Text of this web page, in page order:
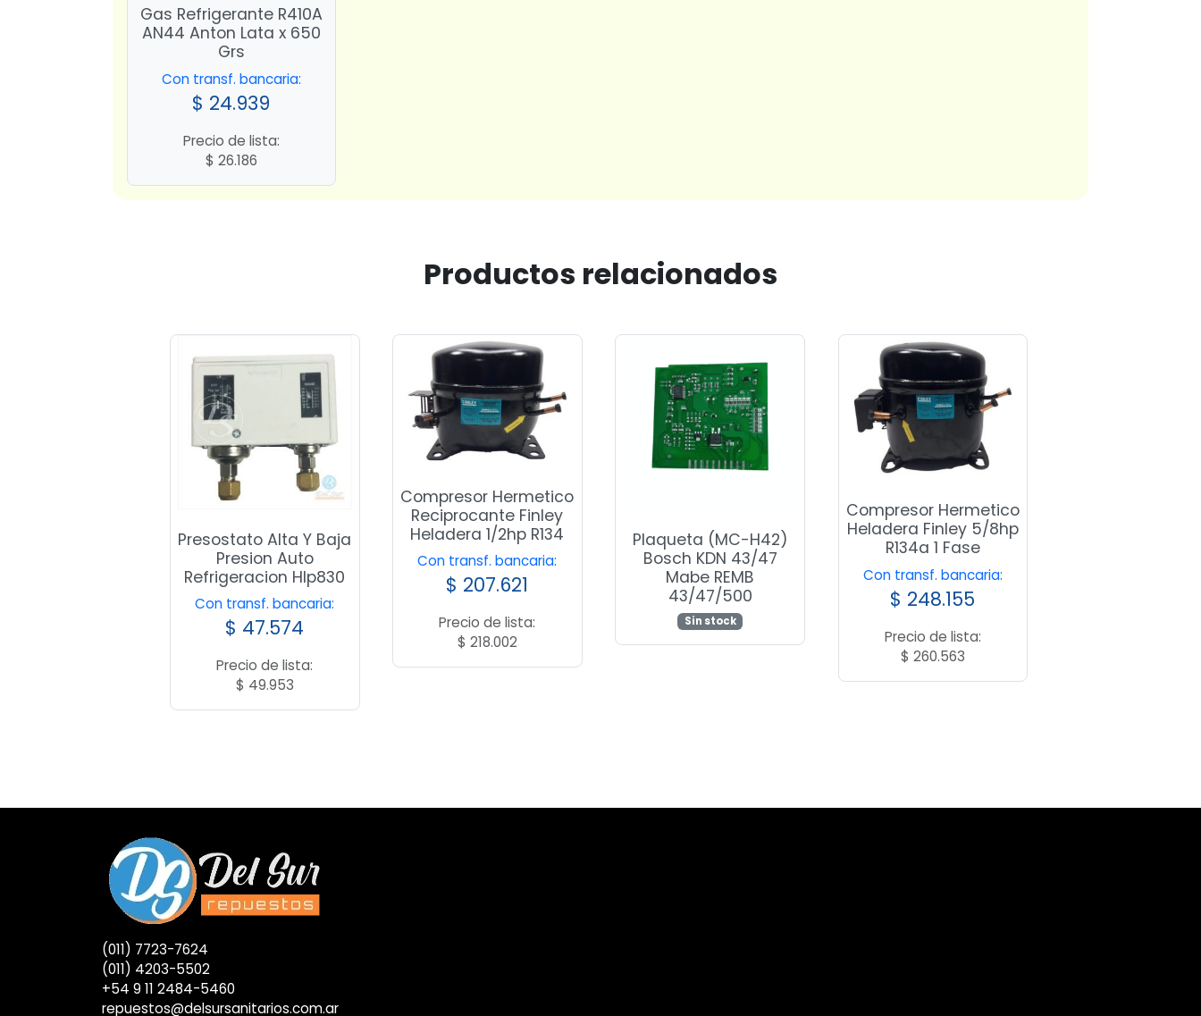
Gas Refrigerante R410A
AN44 Anton Lata x 650
Grs
Con transf. bancaria:
$ 24.939
Precio de lista:
$ 26.186
Productos relacionados
Presostato Alta Y Baja
Presion Auto
Refrigeracion Hlp830
Con transf. bancaria:
$ 47.574
Precio de lista:
$ 49.953
Compresor Hermetico
Reciprocante Finley
Heladera 1/2hp R134
Con transf. bancaria:
$ 207.621
Precio de lista:
$ 218.002
Plaqueta (MC-H42)
Bosch KDN 43/47
Mabe REMB
43/47/500
Sin stock
Compresor Hermetico
Heladera Finley 5/8hp
R134a 1 Fase
Con transf. bancaria:
$ 248.155
Precio de lista:
$ 260.563
(011) 7723-7624
(011) 4203-5502
+54 9 11 2484-5460
repuestos@delsursanitarios.com.ar